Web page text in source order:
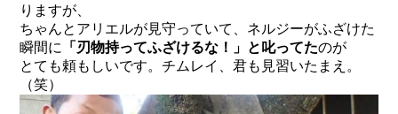
りますが、
ちゃんとアリエルが見守っていて、ネルジーがふざけた
瞬間に
「刃物持ってふざけるな！」と叱ってたのが
とても頼もしいです。チムレイ、君も見習いたまえ。
（笑）